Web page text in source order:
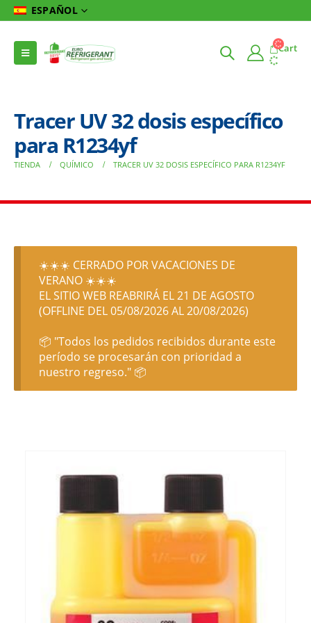
ESPAÑOL
Cart
Tracer UV 32 dosis específico
para R1234yf
TIENDA QUÍMICO TRACER UV 32 DOSIS ESPECÍFICO PARA R1234YF
☀️☀️☀️ CERRADO POR VACACIONES DE
VERANO ☀️☀️☀️
EL SITIO WEB REABRIRÁ EL 21 DE AGOSTO
(OFFLINE DEL 05/08/2026 AL 20/08/2026)
📦 "Todos los pedidos recibidos durante este
período se procesarán con prioridad a
nuestro regreso." 📦